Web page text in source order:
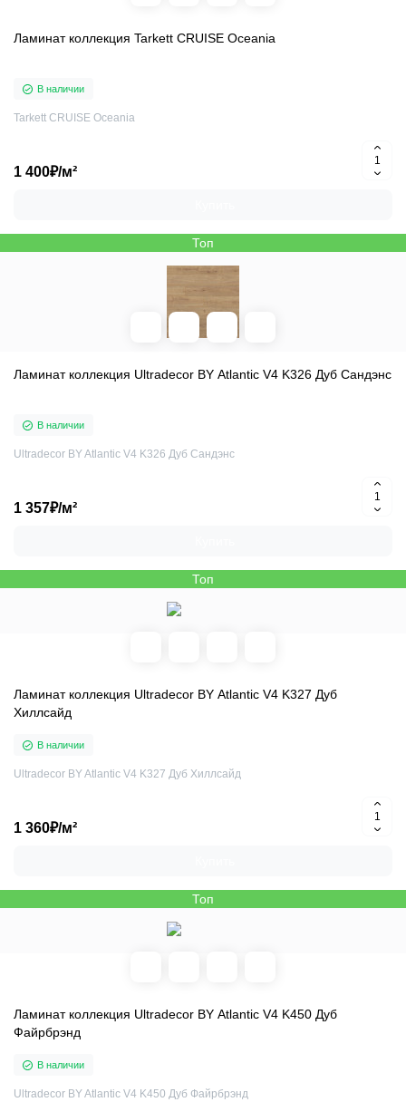
Ламинат коллекция Tarkett CRUISE Oceania
В наличии
Tarkett CRUISE Oceania
1 400₽/м²
Топ
Ламинат коллекция Ultradecor BY Atlantic V4 K326 Дуб Сандэнс
В наличии
Ultradecor BY Atlantic V4 K326 Дуб Сандэнс
1 357₽/м²
Топ
Ламинат коллекция Ultradecor BY Atlantic V4 K327 Дуб
Хиллсайд
В наличии
Ultradecor BY Atlantic V4 K327 Дуб Хиллсайд
1 360₽/м²
Топ
Ламинат коллекция Ultradecor BY Atlantic V4 K450 Дуб
Файрбрэнд
В наличии
Ultradecor BY Atlantic V4 K450 Дуб Файрбрэнд